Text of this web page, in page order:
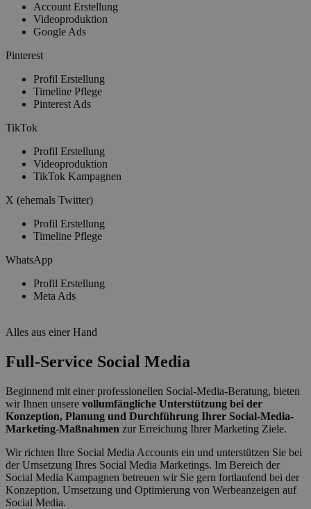
Account Erstellung
Videoproduktion
Google Ads
Pinterest
Profil Erstellung
Timeline Pflege
Pinterest Ads
TikTok
Profil Erstellung
Videoproduktion
TikTok Kampagnen
X (ehemals Twitter)
Profil Erstellung
Timeline Pflege
WhatsApp
Profil Erstellung
Meta Ads
Alles aus einer Hand
Full-Service Social Media
Beginnend mit einer professionellen Social-Media-Beratung, bieten
wir Ihnen unsere vollumfängliche Unterstützung bei der
Konzeption, Planung und Durchführung Ihrer Social-Media-
Marketing-Maßnahmen zur Erreichung Ihrer Marketing Ziele.
Wir richten Ihre Social Media Accounts ein und unterstützen Sie bei
der Umsetzung Ihres Social Media Marketings. Im Bereich der
Social Media Kampagnen betreuen wir Sie gern fortlaufend bei der
Konzeption, Umsetzung und Optimierung von Werbeanzeigen auf
Social Media.